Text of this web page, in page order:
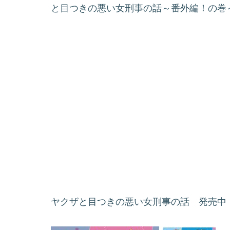
と目つきの悪い女刑事の話～番外編！の巻
ヤクザと目つきの悪い女刑事の話 発売中